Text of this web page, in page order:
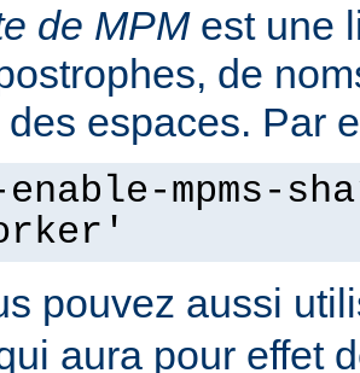
de MPMest une
de
des espaces. Par
mpms-
pouvez aussi
aura pour effet